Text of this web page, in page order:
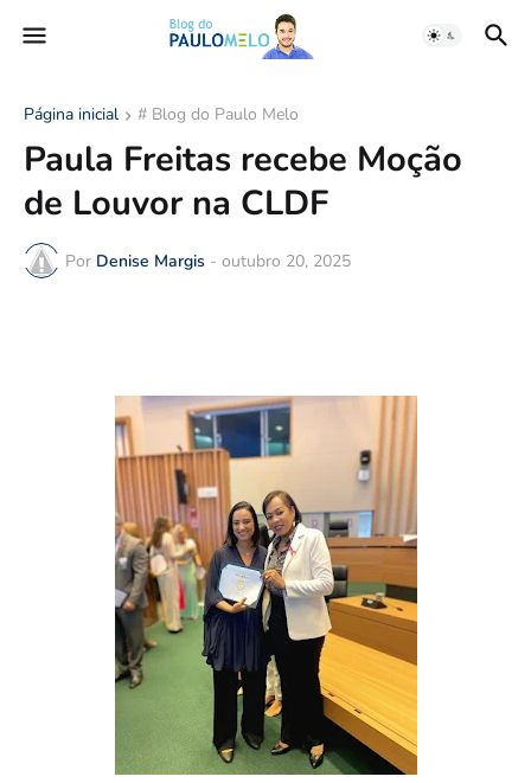
Página inicial # Blog do Paulo Melo
Paula Freitas recebe Moção
de Louvor na CLDF
Por Denise Margis - outubro 20, 2025